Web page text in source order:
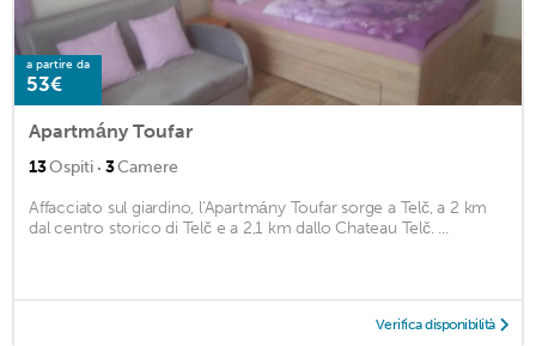
a partire da
53€
Apartmány Toufar
13Ospiti · 3Camere
Affacciato sul giardino, l'Apartmány Toufar sorge a Telč, a 2 km
dal centro storico di Telč e a 2,1 km dallo Chateau Telč. ...
Verifica disponibilità